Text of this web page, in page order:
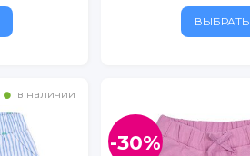
ВЫБРАТЬ
в наличии
-30%